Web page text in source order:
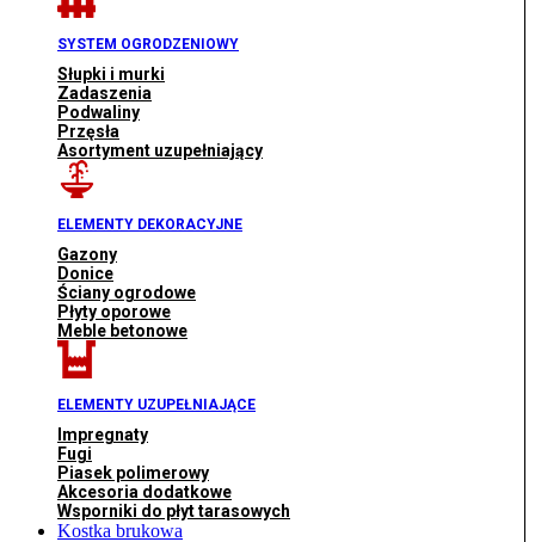
SYSTEM OGRODZENIOWY
Słupki i murki
Zadaszenia
Podwaliny
Przęsła
Asortyment uzupełniający
ELEMENTY DEKORACYJNE
Gazony
Donice
Ściany ogrodowe
Płyty oporowe
Meble betonowe
ELEMENTY UZUPEŁNIAJĄCE
Impregnaty
Fugi
Piasek polimerowy
Akcesoria dodatkowe
Wsporniki do płyt tarasowych
Kostka brukowa